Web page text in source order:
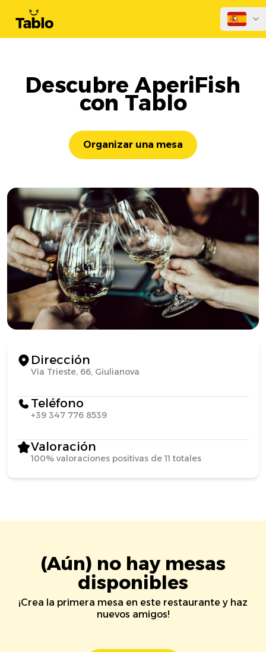
Descubre AperiFish
con Tablo
Organizar una mesa
Dirección
Via Trieste, 66, Giulianova
Teléfono
+39 347 776 8539
Valoración
100% valoraciones positivas de 11 totales
(Aún) no hay mesas
disponibles
¡Crea la primera mesa en este restaurante y haz
nuevos amigos!